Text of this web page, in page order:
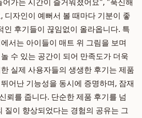
디자인이 예뻐서 볼 때마다 기분이 좋
인 후기들이 끊임없이 올라옵니다. 특
서는 아이들이 매트 위 그림을 보며
수 있는 공간이 되어 만족도가 더욱
실제 사용자들의 생생한 후기는 제품
어난 기능성을 동시에 증명하며, 잠재
뢰를 줍니다. 단순한 제품 후기를 넘
질이 향상되었다는 경험의 공유는 그